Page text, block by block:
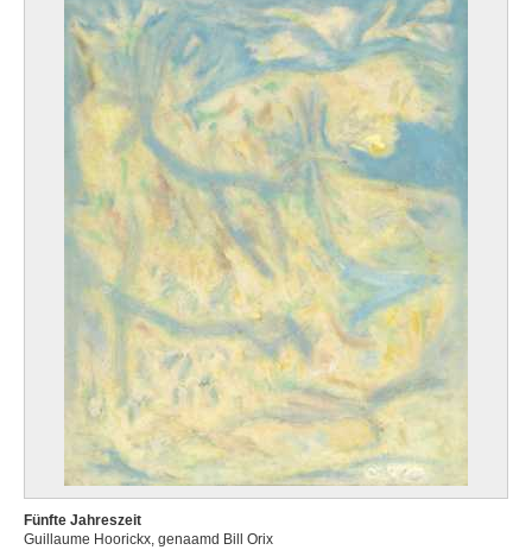
Fünfte Jahreszeit
Guillaume Hoorickx, genaamd Bill Orix